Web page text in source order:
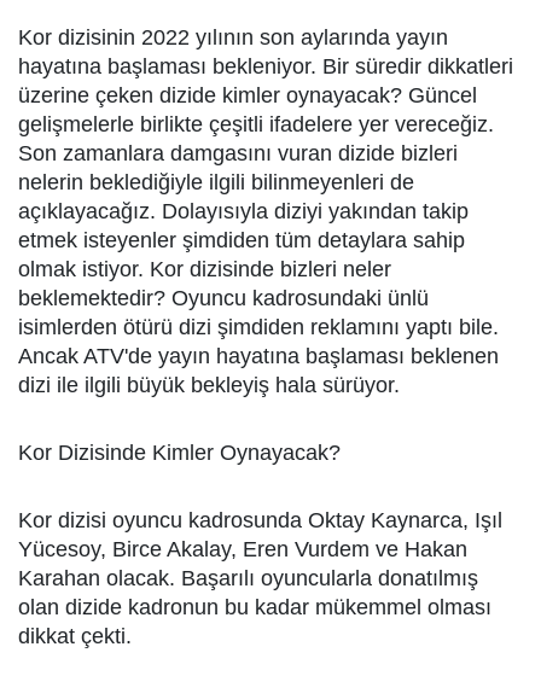
Kor dizisinin 2022 yılının son aylarında yayın
hayatına başlaması bekleniyor. Bir süredir dikkatleri
üzerine çeken dizide kimler oynayacak? Güncel
gelişmelerle birlikte çeşitli ifadelere yer vereceğiz.
Son zamanlara damgasını vuran dizide bizleri
nelerin beklediğiyle ilgili bilinmeyenleri de
açıklayacağız. Dolayısıyla diziyi yakından takip
etmek isteyenler şimdiden tüm detaylara sahip
olmak istiyor. Kor dizisinde bizleri neler
beklemektedir? Oyuncu kadrosundaki ünlü
isimlerden ötürü dizi şimdiden reklamını yaptı bile.
Ancak ATV'de yayın hayatına başlaması beklenen
dizi ile ilgili büyük bekleyiş hala sürüyor.
Kor Dizisinde Kimler Oynayacak?
Kor dizisi oyuncu kadrosunda Oktay Kaynarca, Işıl
Yücesoy, Birce Akalay, Eren Vurdem ve Hakan
Karahan olacak. Başarılı oyuncularla donatılmış
olan dizide kadronun bu kadar mükemmel olması
dikkat çekti.